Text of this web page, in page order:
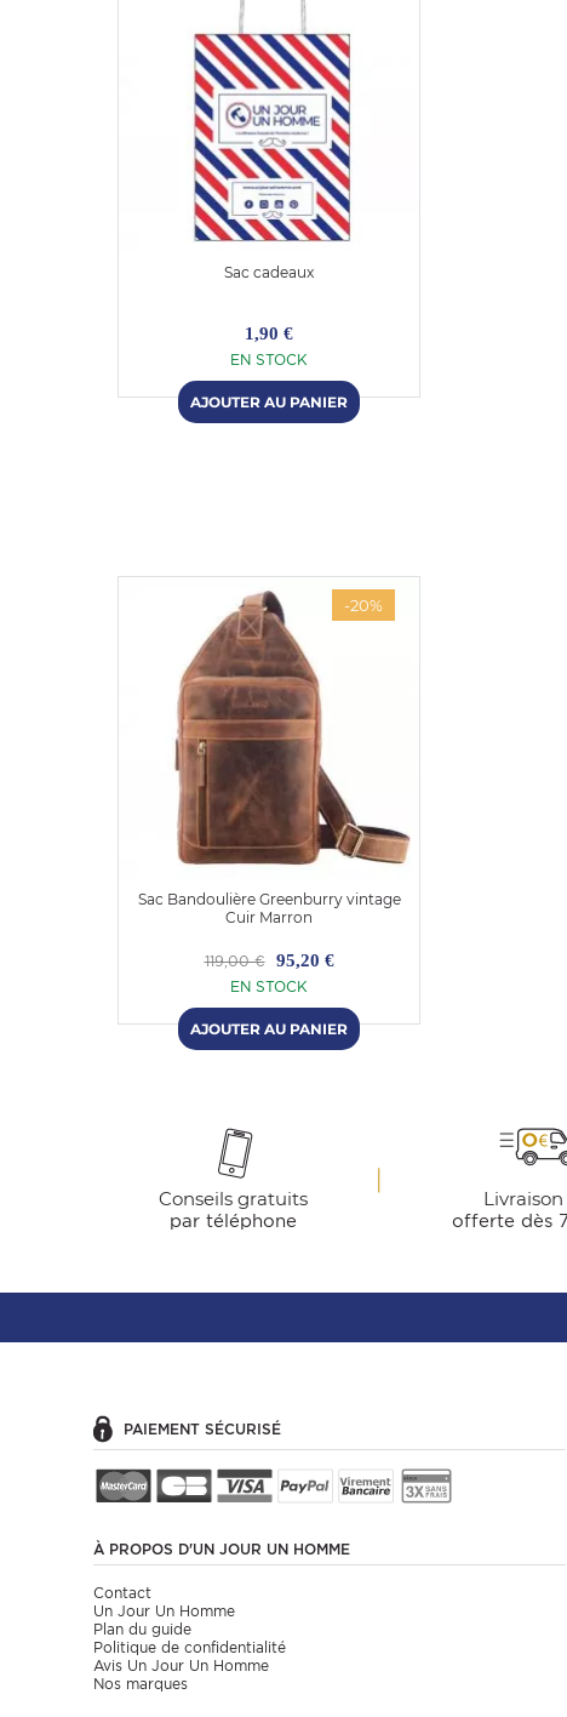
Sac cadeaux
1,90 €
EN STOCK
-20%
Sac Bandoulière Greenburry vintage
Cuir Marron
119,00 € 95,20 €
EN STOCK
Conseils gratuits
par téléphone
Livraison
offerte dès
PAIEMENT SÉCURISÉ
À PROPOS D'UN JOUR UN HOMME
Contact
Un Jour Un Homme
Plan du guide
Politique de confidentialité
Avis Un Jour Un Homme
Nos marques